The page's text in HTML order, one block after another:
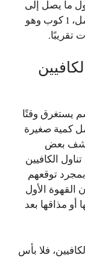
ما يصل إلى
200 ملليجرام من الكافيين يوميًا أثناء الحمل، 1 كوب وهو
يستغرق وقتًا
كمية صغيرة
بعض
الكافيين
توقعهم
القهوة الأول
مذاقها بعد
فلا بأس